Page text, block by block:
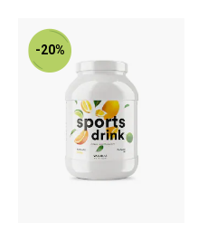
-20%